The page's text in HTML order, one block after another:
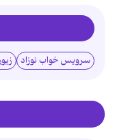
سرویس خواب نوزاد